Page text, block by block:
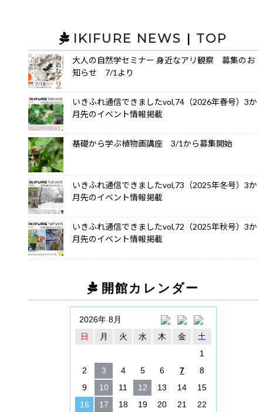
IKIFURE NEWS | TOP
大人の自然学セミナー 身近なアリ観察 募集のお
知らせ 7/1より
いきふれ通信できましたvol,74（2026年春号）3か
月先のイベント情報掲載
基礎から学ぶ植物画講座 3/1から募集開始
いきふれ通信できましたvol,73（2025年冬号）3か
月先のイベント情報掲載
いきふれ通信できましたvol,72（2025年秋号）3か
月先のイベント情報掲載
開館カレンダー
2026年 8月
日
月 火 水 木 金
土
1
2
3 4 5 6 7
8
9
10 11 12 13 14
15
16
17 18 19 20 21
22